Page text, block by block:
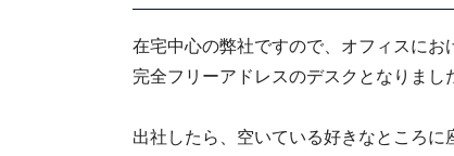
在宅中心の弊社ですので、オフィスにお
完全フリーアドレスのデスクとなりまし
出社したら、空いている好きなところに